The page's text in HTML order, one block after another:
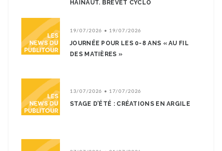
HAINAUT. BREVET CYCLO
19/07/2026 • 19/07/2026
JOURNÉE POUR LES 0-8 ANS « AU FIL
DES MATIÈRES »
13/07/2026 • 17/07/2026
STAGE D’ÉTÉ : CRÉATIONS EN ARGILE